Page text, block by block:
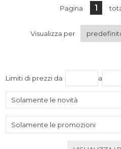
Pagina 1
Visualizza per
Limiti di prezzi da a
Solamente le novità
Solamente le promozioni